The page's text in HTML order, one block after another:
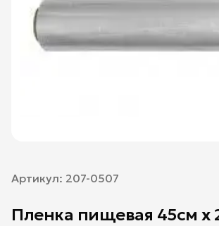
Артикул: 207-0507
Пленка пищевая 45см х